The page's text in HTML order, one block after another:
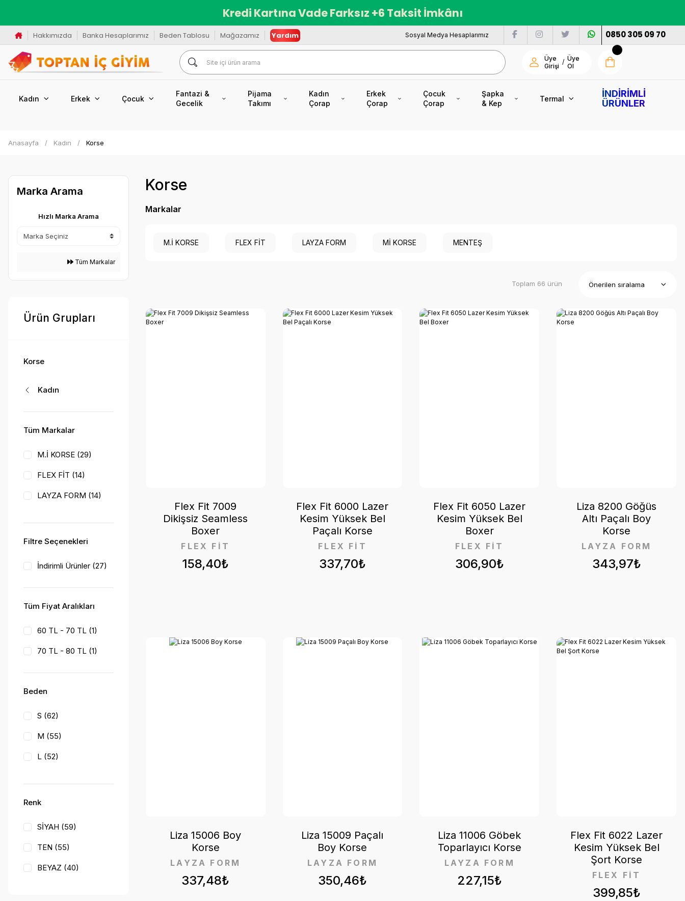
Kredi Kartına Vade Farksız +6 Taksit İmkânı
Hakkımızda Banka Hesaplarımız Beden Tablosu Mağazamız Yardım Sosyal Medya Hesaplarımız 0850 305 09 70
Üye
Girişi
/ Üye
Ol
Kadın Erkek Çocuk
Fantazi &
Gecelik
Pijama
Takımı
Kadın
Çorap
Erkek
Çorap
Çocuk
Çorap
Şapka
& Kep
Termal
İNDİRİMLİ
ÜRÜNLER
Anasayfa Kadın Korse
Marka Arama
Hızlı Marka Arama
Tüm Markalar
Ürün Grupları
Korse
Kadın
Tüm Markalar
M.İ KORSE (29)
FLEX FİT (14)
LAYZA FORM (14)
MENTEŞ (2)
Filtre Seçenekleri
İndirimli Ürünler (27)
Tüm Fiyat Aralıkları
60 TL - 70 TL (1)
70 TL - 80 TL (1)
Beden
S (62)
M (55)
L (52)
XXL (22)
Renk
SİYAH (59)
TEN (55)
BEYAZ (40)
Korse
Markalar
M.İ KORSE FLEX FİT LAYZA FORM Mİ KORSE MENTEŞ
Toplam 66 ürün
158,40₺
FLEX FİT
Flex Fit 7009
Dikişsiz Seamless
Boxer
337,70₺
FLEX FİT
Flex Fit 6000 Lazer
Kesim Yüksek Bel
Paçalı Korse
306,90₺
FLEX FİT
Flex Fit 6050 Lazer
Kesim Yüksek Bel
Boxer
343,97₺
LAYZA FORM
Liza 8200 Göğüs
Altı Paçalı Boy
Korse
337,48₺
LAYZA FORM
Liza 15006 Boy
Korse
350,46₺
LAYZA FORM
Liza 15009 Paçalı
Boy Korse
227,15₺
LAYZA FORM
Liza 11006 Göbek
Toparlayıcı Korse
399,85₺
FLEX FİT
Flex Fit 6022 Lazer
Kesim Yüksek Bel
Şort Korse